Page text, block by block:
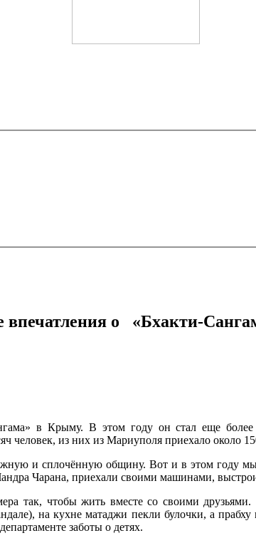
впечатления о «Бхакти-
в Крыму. В этом году он стал еще
человек, из них из Мариуполя приехало около
и сплочённую общину. Вот и в этом году
Чарана, приехали своими машинами,
так, чтобы жить вместе со своими
на кухне матаджи пекли булочки, а
заботы о детях.